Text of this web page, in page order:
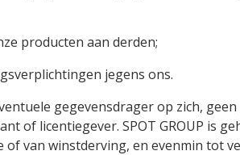
producten aan derden;
jegens ons.
gegevensdrager op zich,
of licentiegever. SPOT GROUP is
van winstderving, en evenmin tot